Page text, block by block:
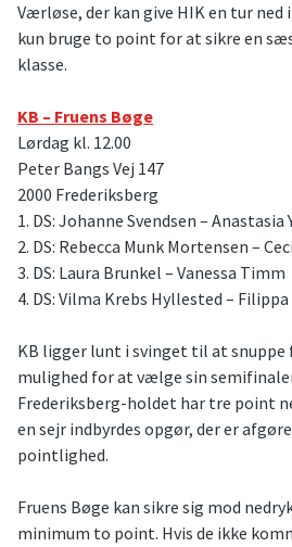
Værløse, der kan give HIK en tur ned
kun bruge to point for at sikre en
klasse.
KB – Fruens Bøge
Lørdag kl. 12.00
Peter Bangs Vej 147
2000 Frederiksberg
1. DS: Johanne Svendsen – Anastasia
2. DS: Rebecca Munk Mortensen –
3. DS: Laura Brunkel – Vanessa Timm
4. DS: Vilma Krebs Hyllested –
KB ligger lunt i svinget til at snuppe
mulighed for at vælge sin
Frederiksberg-holdet har tre point
en sejr indbyrdes opgør, der er
pointlighed.
Fruens Bøge kan sikre sig mod
minimum to point. Hvis de ikke